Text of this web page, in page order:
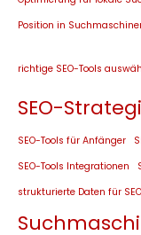
Position in
richtige SEO-Tools
SEO-
SEO-Tools für Anfänger
SEO-Tools Integrationen
strukturierte Daten für